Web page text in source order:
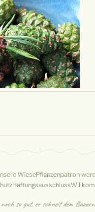
WiesePflanzenpatron
Haftungsausschluss
so gut, er schneit dem